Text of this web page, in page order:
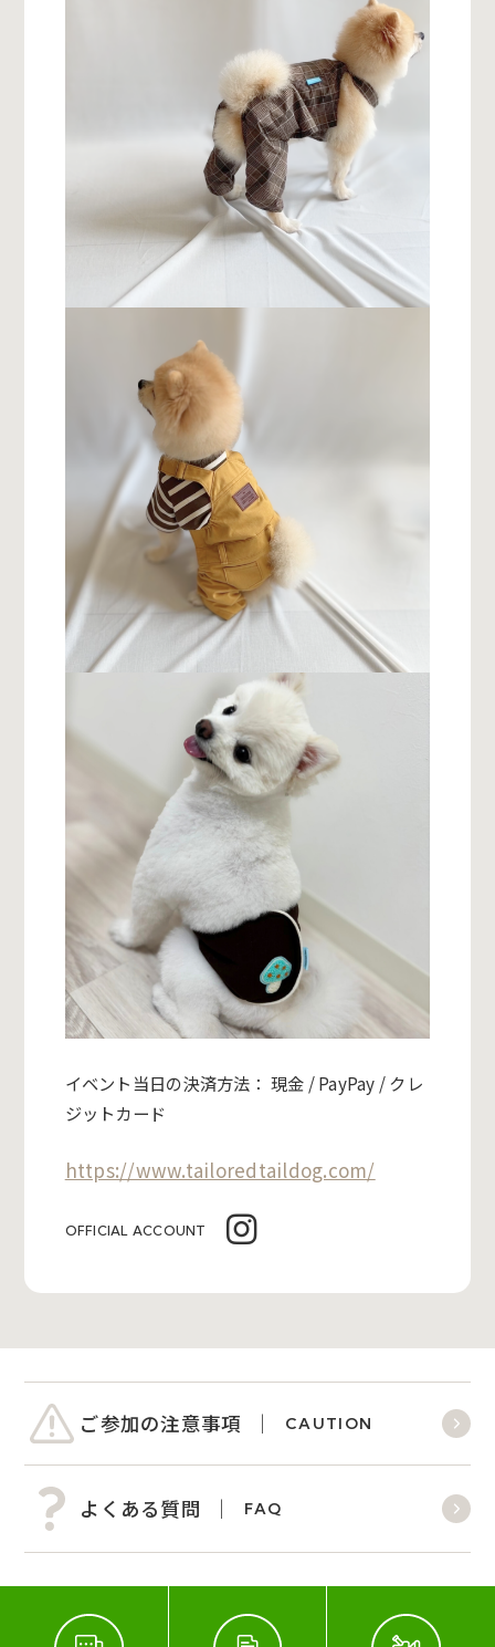
イベント当日の決済方法： 現金 / PayPay / クレ
ジットカード
https://www.tailoredtaildog.com/
OFFICIAL ACCOUNT
ご参加の注意事項 CAUTION
よくある質問 FAQ